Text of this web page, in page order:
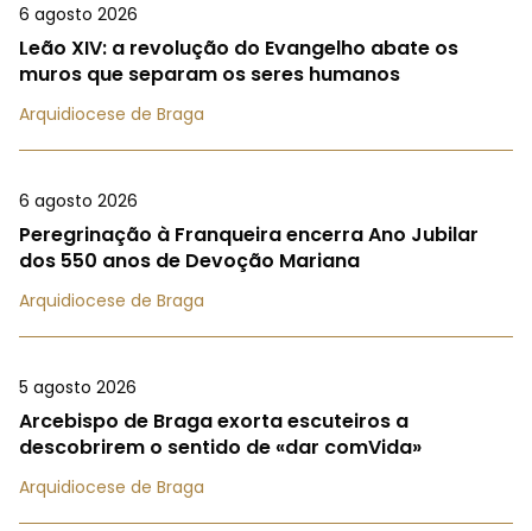
6 agosto 2026
Leão XIV: a revolução do Evangelho abate os
muros que separam os seres humanos
Arquidiocese de Braga
6 agosto 2026
Peregrinação à Franqueira encerra Ano Jubilar
dos 550 anos de Devoção Mariana
Arquidiocese de Braga
5 agosto 2026
Arcebispo de Braga exorta escuteiros a
descobrirem o sentido de «dar comVida»
Arquidiocese de Braga